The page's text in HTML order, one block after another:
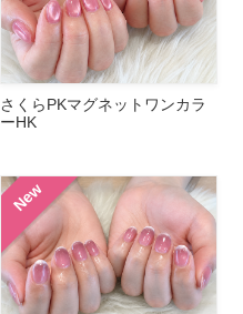
さくらPKマグネットワンカラ
ーHK
New